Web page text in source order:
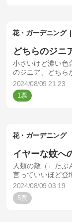
花・ガーデニング
どちらのジニ
小さいけど濃い色
のジニア、どちら
2024/08/09 21:23
1
花・ガーデニング
イヤーな蚊へ
人類の敵（←たぶ
言っていいほど登
教えてください。
ね。9月30日まで
2024/08/09 03:19
5